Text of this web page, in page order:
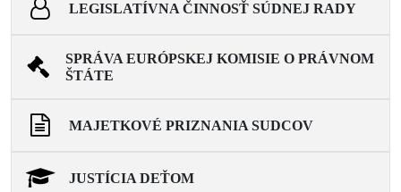
LEGISLATÍVNA ČINNOSŤ SÚDNEJ RADY
SPRÁVA EURÓPSKEJ KOMISIE O PRÁVNOM
ŠTÁTE
MAJETKOVÉ PRIZNANIA SUDCOV
JUSTÍCIA DEŤOM